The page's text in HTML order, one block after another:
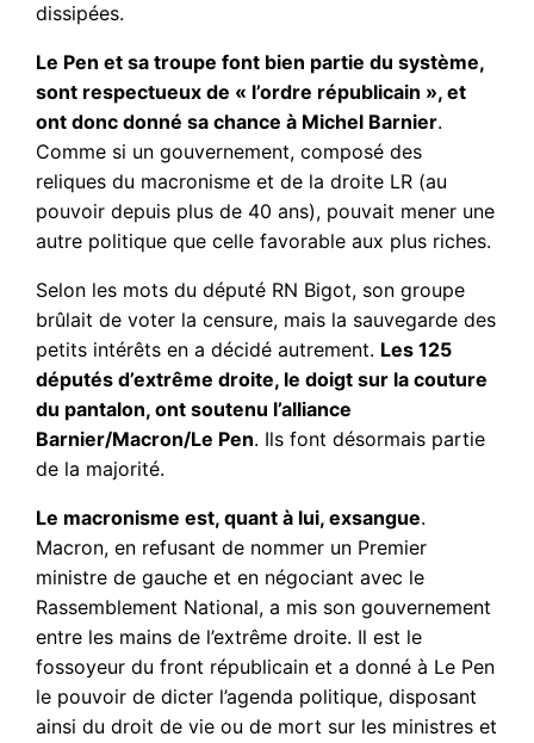
dissipées.
Le Pen et sa troupe font bien partie du système,
sont respectueux de « l’ordre républicain », et
ont donc donné sa chance à Michel Barnier.
Comme si un gouvernement, composé des
reliques du macronisme et de la droite LR (au
pouvoir depuis plus de 40 ans), pouvait mener une
autre politique que celle favorable aux plus riches.
Selon les mots du député RN Bigot, son groupe
brûlait de voter la censure, mais la sauvegarde des
petits intérêts en a décidé autrement. Les 125
députés d’extrême droite, le doigt sur la couture
du pantalon, ont soutenu l’alliance
Barnier/Macron/Le Pen. Ils font désormais partie
de la majorité.
Le macronisme est, quant à lui, exsangue.
Macron, en refusant de nommer un Premier
ministre de gauche et en négociant avec le
Rassemblement National, a mis son gouvernement
entre les mains de l’extrême droite. Il est le
fossoyeur du front républicain et a donné à Le Pen
le pouvoir de dicter l’agenda politique, disposant
ainsi du droit de vie ou de mort sur les ministres et